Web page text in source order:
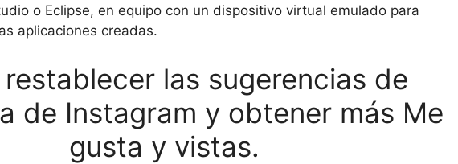
o Eclipse, en equipo con un dispositivo virtual emulado para
aplicaciones creadas.
las sugerencias de
de Instagram y obtener más Me
gusta y vistas.